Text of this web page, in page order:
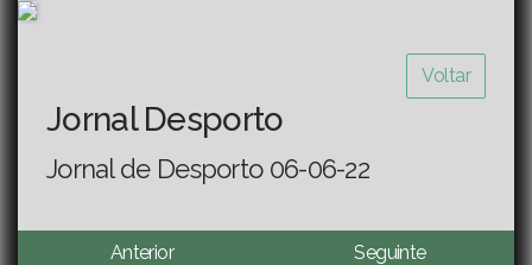
Voltar
Jornal Desporto
Jornal de Desporto 06-06-22
Anterior Seguinte